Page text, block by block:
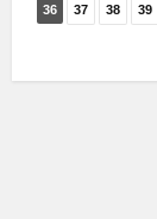
36 37 38 39